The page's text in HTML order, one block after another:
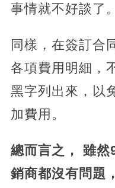
事情就不好談了。
同樣，在簽訂合
各項費用明細，
黑字列出來，以
加費用。
總而言之， 雖
銷商都沒有問題